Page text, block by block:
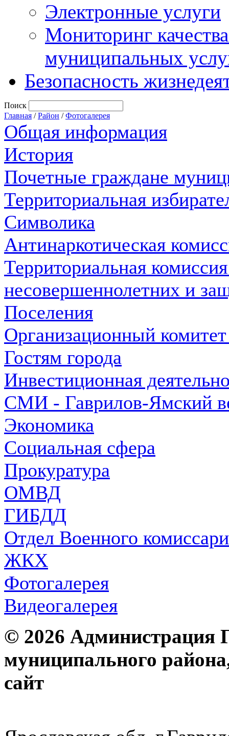
Электронные услуги
Мониторинг
муниципальных
Безопасность
Поиск
Главная /Район /Фотогалерея
Общая информация
История
Почетные граждане
Территориальная
Символика
Антинаркотическая
Территориальная
несовершеннолетних и
Поселения
Организационный
Гостям города
Инвестиционная
СМИ - Гаврилов-Ямский
Экономика
Социальная сфера
Прокуратура
ОМВД
ГИБДД
Отдел Военного
ЖКХ
Фотогалерея
Видеогалерея
© 2026 Администрация
муниципального